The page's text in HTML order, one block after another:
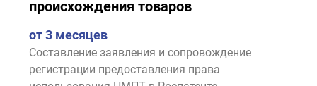
происхождения товаров
от 3 месяцев
Составление заявления и сопровождение
регистрации предоставления права